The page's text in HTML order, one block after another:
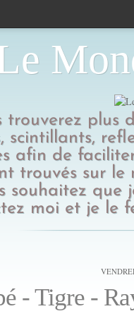
trouverez plus
scintillants,
afin de
trouvés sur
souhaitez que
moi et je le
- Tigre -